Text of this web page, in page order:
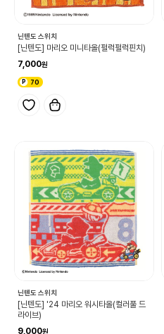
닌텐도 스위치
[닌텐도] 마리오 미니타올(펄럭펄럭핀치)
7,000
70
닌텐도 스위치
[닌텐도] '24 마리오 워시타올(컬러풀 드
라이브)
9,000